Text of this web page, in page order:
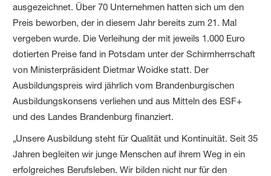
ausgezeichnet. Über 70 Unternehmen hatten sich um den
Preis beworben, der in diesem Jahr bereits zum 21. Mal
vergeben wurde. Die Verleihung der mit jeweils 1.000 Euro
dotierten Preise fand in Potsdam unter der Schirmherrschaft
von Ministerpräsident Dietmar Woidke statt. Der
Ausbildungspreis wird jährlich vom Brandenburgischen
Ausbildungskonsens verliehen und aus Mitteln des ESF+
und des Landes Brandenburg finanziert.
„Unsere Ausbildung steht für Qualität und Kontinuität. Seit 35
Jahren begleiten wir junge Menschen auf ihrem Weg in ein
erfolgreiches Berufsleben. Wir bilden nicht nur für den